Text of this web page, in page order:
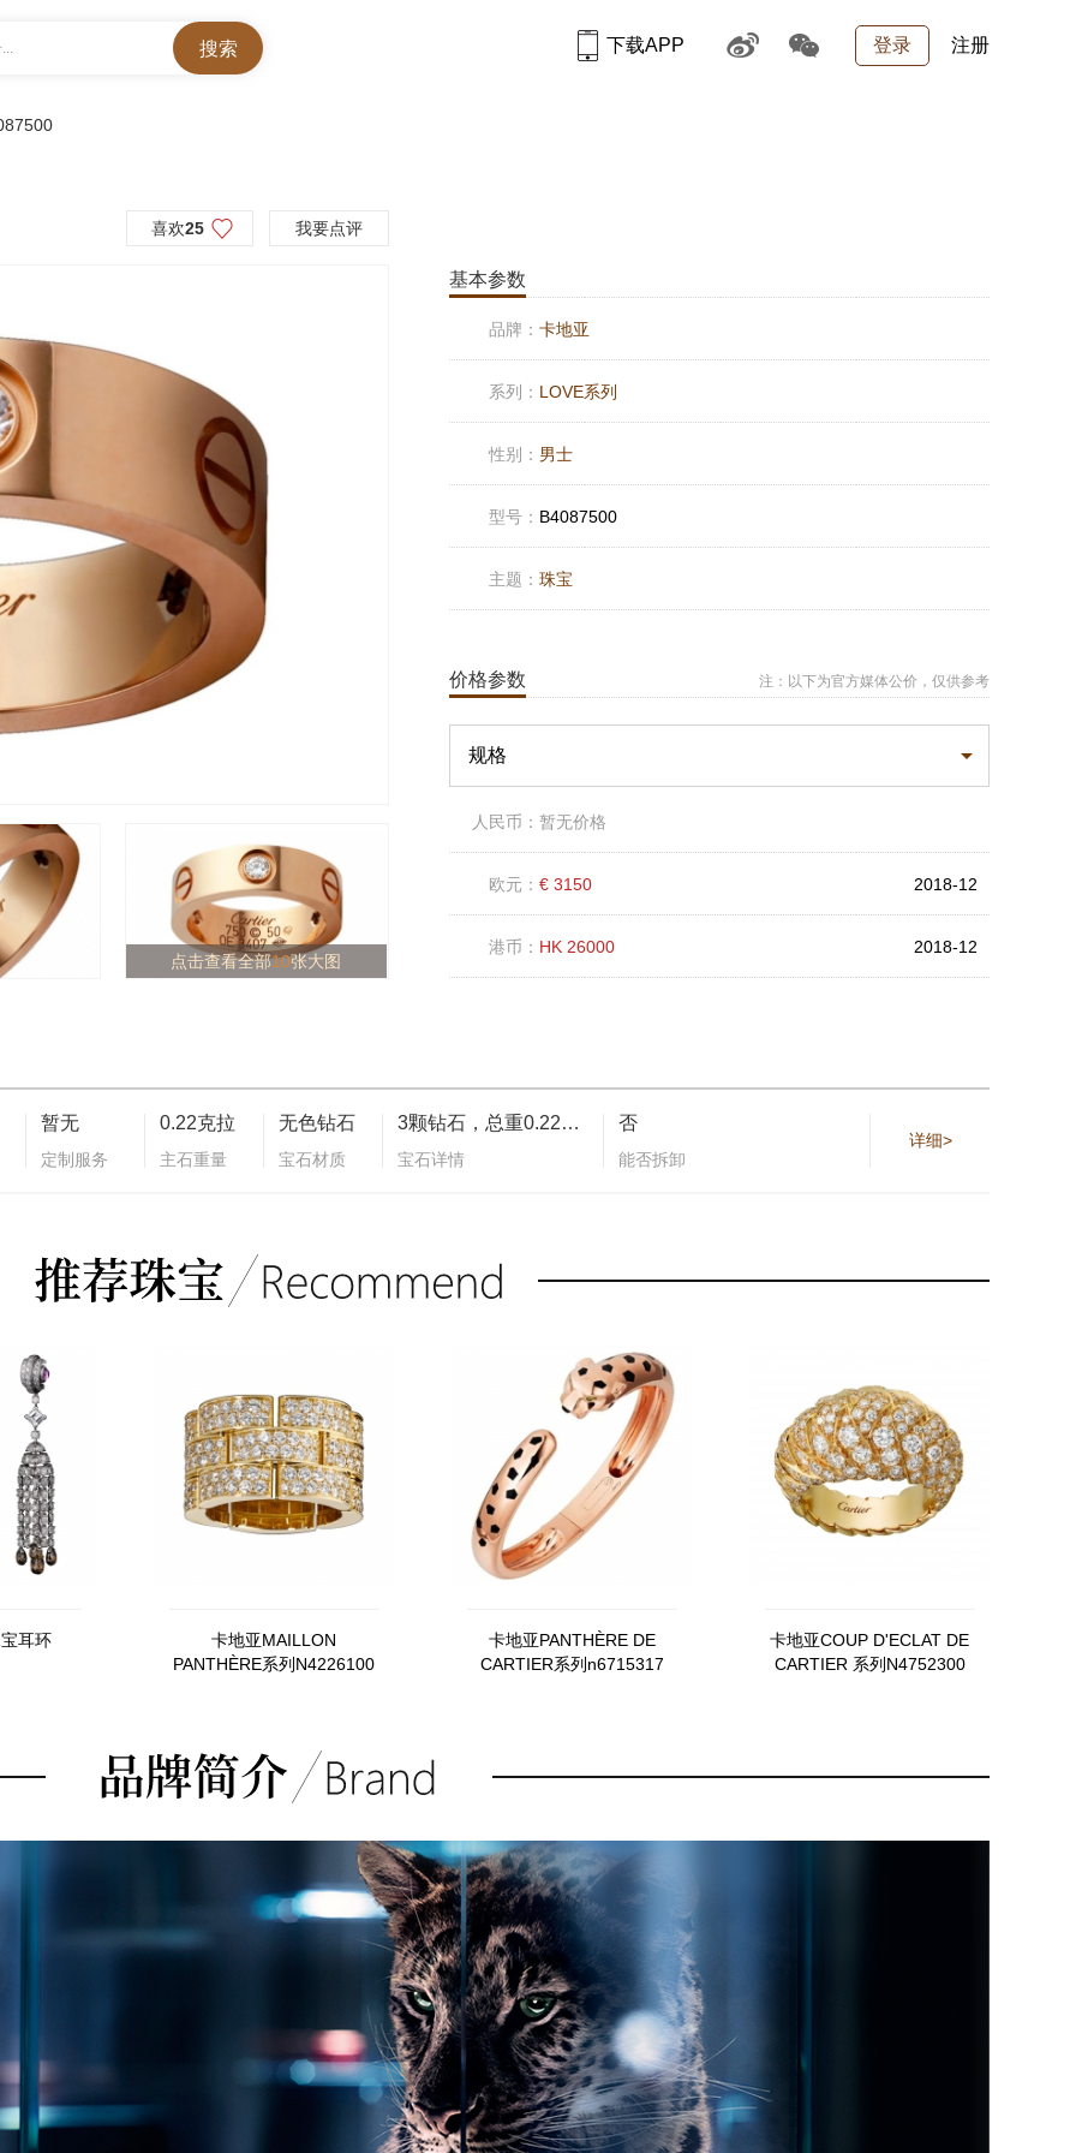
登录 注册
下载APP
喜欢25 我要点评
点击查看全部10张大图
基本参数
品牌： 卡地亚
系列： LOVE系列
性别： 男士
型号： B4087500
主题： 珠宝
价格参数 注：以下为官方媒体公价，仅供参考
规格
人民币： 暂无价格
欧元： € 3150 2018-12
港币： HK 26000 2018-12
暂无
定制服务
0.22克拉
主石重量
无色钻石
宝石材质
3颗钻石，总重0.22克拉
宝石详情
否
能否拆卸
详细>
耳环
卡地亚MAILLON
PANTHÈRE系列N4226100
卡地亚PANTHÈRE DE
CARTIER系列n6715317
卡地亚COUP D'ECLAT DE
CARTIER 系列N4752300